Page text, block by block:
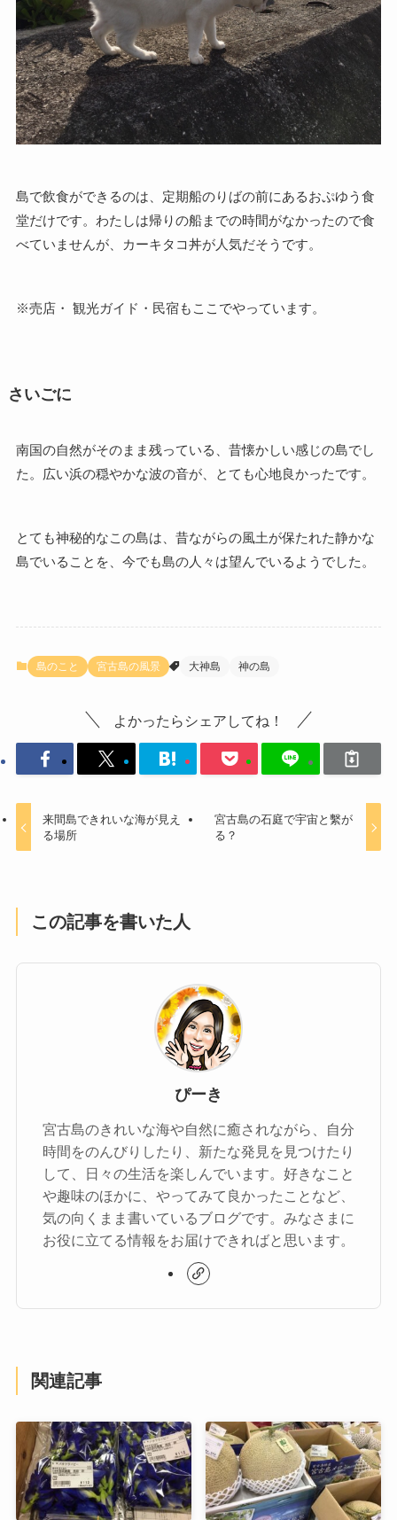
島で飲食ができるのは、定期船のりばの前にあるおぷゆう食
堂だけです。わたしは帰りの船までの時間がなかったので食
べていませんが、カーキタコ丼が人気だそうです。
※売店・ 観光ガイド・民宿もここでやっています。
さいごに
南国の自然がそのまま残っている、昔懐かしい感じの島でし
た。広い浜の穏やかな波の音が、とても心地良かったです。
とても神秘的なこの島は、昔ながらの風土が保たれた静かな
島でいることを、今でも島の人々は望んでいるようでした。
島のこと 宮古島の風景 大神島 神の島
よかったらシェアしてね！
来間島できれいな海が見え
る場所
宮古島の石庭で宇宙と繫が
る？
この記事を書いた人
ぴーき
宮古島のきれいな海や自然に癒されながら、自分
時間をのんびりしたり、新たな発見を見つけたり
して、日々の生活を楽しんでいます。好きなこと
や趣味のほかに、やってみて良かったことなど、
気の向くまま書いているブログです。みなさまに
お役に立てる情報をお届けできればと思います。
関連記事